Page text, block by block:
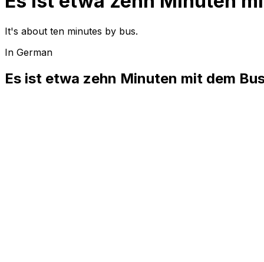
It's about ten minutes by bus.
In German
Es ist etwa zehn Minuten mit dem